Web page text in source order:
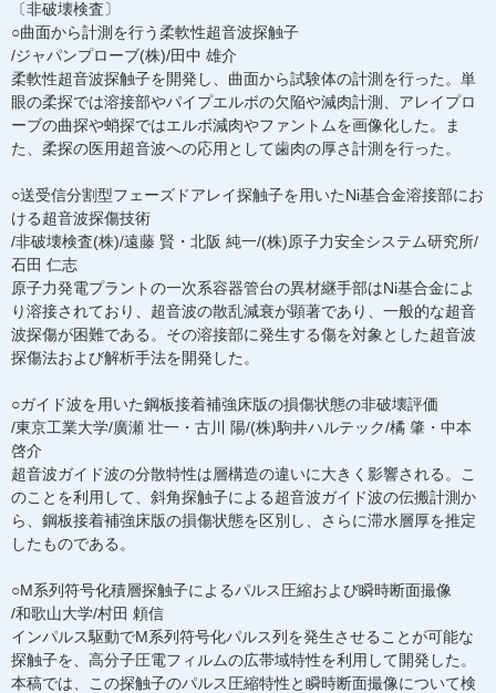
〔非破壊検査〕
○曲面から計測を行う柔軟性超音波探触子
/ジャパンプローブ(株)/田中 雄介
柔軟性超音波探触子を開発し、曲面から試験体の計測を行った。単
眼の柔探では溶接部やパイプエルボの欠陥や減肉計測、アレイプロ
ーブの曲探や蛸探ではエルボ減肉やファントムを画像化した。ま
た、柔探の医用超音波への応用として歯肉の厚さ計測を行った。
○送受信分割型フェーズドアレイ探触子を用いたNi基合金溶接部にお
ける超音波探傷技術
/非破壊検査(株)/遠藤 賢・北阪 純一/(株)原子力安全システム研究所/
石田 仁志
原子力発電プラントの一次系容器管台の異材継手部はNi基合金によ
り溶接されており、超音波の散乱減衰が顕著であり、一般的な超音
波探傷が困難である。その溶接部に発生する傷を対象とした超音波
探傷法および解析手法を開発した。
○ガイド波を用いた鋼板接着補強床版の損傷状態の非破壊評価
/東京工業大学/廣瀬 壮一・古川 陽/(株)駒井ハルテック/橘 肇・中本
啓介
超音波ガイド波の分散特性は層構造の違いに大きく影響される。こ
のことを利用して、斜角探触子による超音波ガイド波の伝搬計測か
ら、鋼板接着補強床版の損傷状態を区別し、さらに滞水層厚を推定
したものである。
○M系列符号化積層探触子によるパルス圧縮および瞬時断面撮像
/和歌山大学/村田 頼信
インパルス駆動でM系列符号化パルス列を発生させることが可能な
探触子を、高分子圧電フィルムの広帯域特性を利用して開発した。
本稿では、この探触子のパルス圧縮特性と瞬時断面撮像について検